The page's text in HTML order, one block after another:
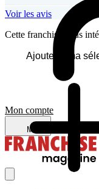
Mon compte
Menu
Voir les avis
Cette franchise vous
Ajouter à ma